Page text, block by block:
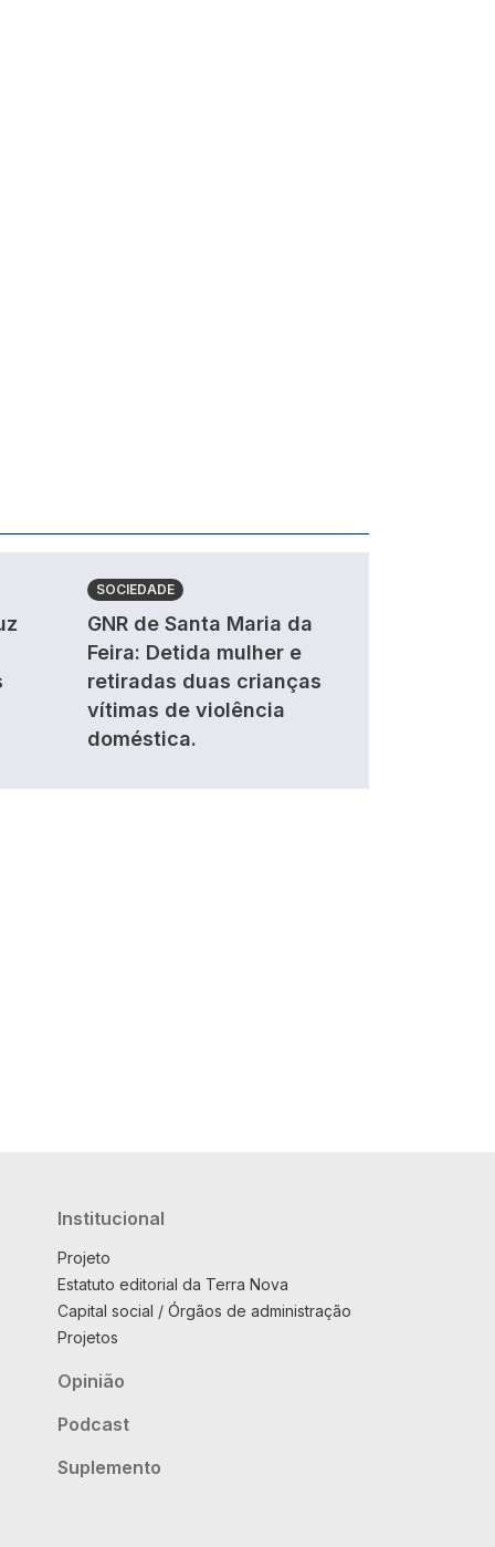
SOCIEDADE
GNR de Santa Maria da
Feira: Detida mulher e
retiradas duas crianças
vítimas de violência
doméstica.
Institucional
Projeto
Estatuto editorial da Terra Nova
Capital social / Órgãos de administração
Projetos
Opinião
Podcast
Suplemento